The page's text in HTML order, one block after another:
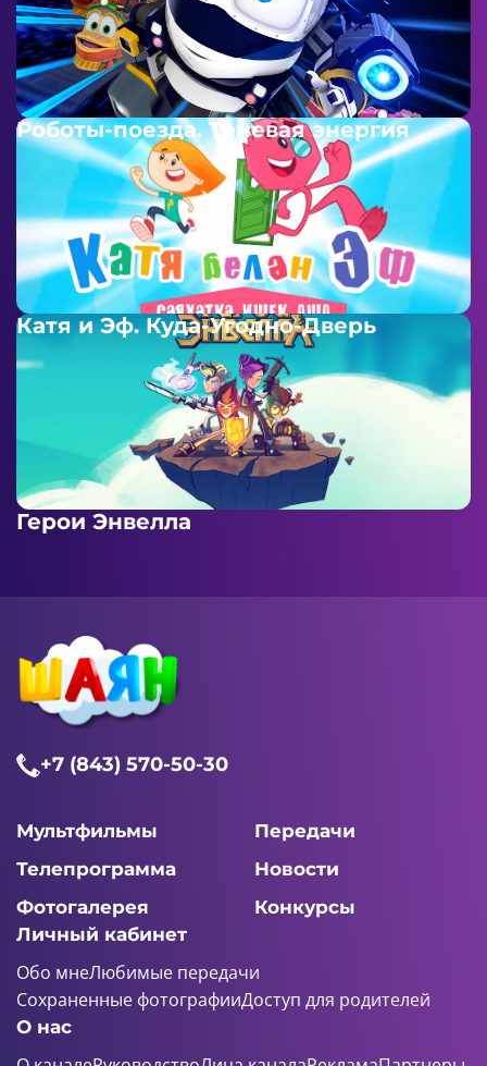
Роботы-поезда. Теневая энергия
Катя и Эф. Куда-Угодно-Дверь
Герои Энвелла
+7 (843) 570-50-30
Мультфильмы
Передачи
Телепрограмма
Новости
Фотогалерея
Конкурсы
Личный кабинет
Обо мнеЛюбимые передачи
Сохраненные фотографииДоступ для родителей
О нас